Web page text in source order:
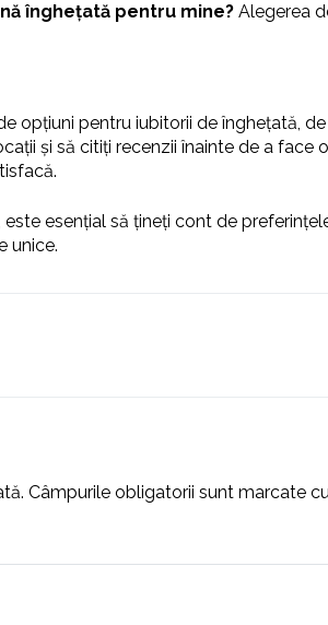
înghețată pentru mine? Alegerea
opțiuni pentru iubitorii de înghețată,
și să citiți recenzii înainte de a
este esențial să țineți cont de
unice.
Câmpurile obligatorii sunt marcate